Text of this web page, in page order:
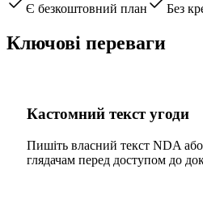
Є безкоштовний план
Без
Ключові переваги
Кастомний текст угоди
Пишіть власний текст NDA
глядачам перед доступом до